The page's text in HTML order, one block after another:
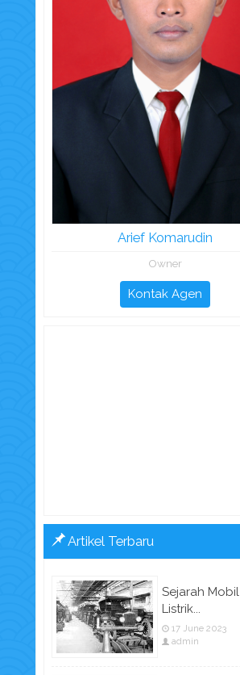
Arief Komarudin
Owner
Kontak Agen
Artikel Terbaru
Sejarah Mobil
Listrik...
17 June 2023
admin